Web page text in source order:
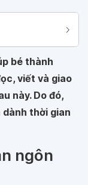
bé thành
viết và giao
này. Do đó,
dành thời gian
ngôn